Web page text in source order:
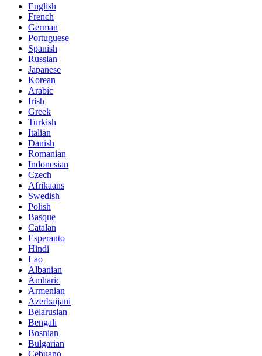
English
French
German
Portuguese
Spanish
Russian
Japanese
Korean
Arabic
Irish
Greek
Turkish
Italian
Danish
Romanian
Indonesian
Czech
Afrikaans
Swedish
Polish
Basque
Catalan
Esperanto
Hindi
Lao
Albanian
Amharic
Armenian
Azerbaijani
Belarusian
Bengali
Bosnian
Bulgarian
Cebuano